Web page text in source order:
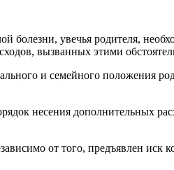
болезни, увечья родителя,
вызванных этими
и семейного положения
несения дополнительных
от того, предъявлен иск